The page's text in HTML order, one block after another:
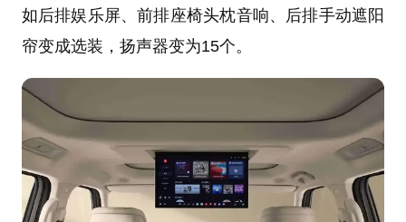
如后排娱乐屏、前排座椅头枕音响、后排手动遮阳
帘变成选装，扬声器变为15个。